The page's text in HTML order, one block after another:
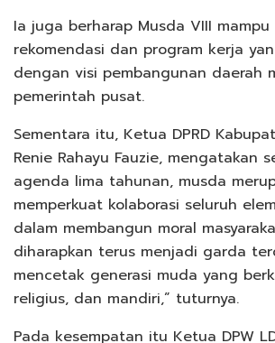
Ia juga berharap Musda VIII mampu
rekomendasi dan program kerja
dengan visi pembangunan daerah
pemerintah pusat.
Sementara itu, Ketua DPRD
Renie Rahayu Fauzie, mengatakan
agenda lima tahunan, musda
memperkuat kolaborasi seluruh
dalam membangun moral
diharapkan terus menjadi garda
mencetak generasi muda yang
religius, dan mandiri,” tuturnya.
Pada kesempatan itu Ketua DPW